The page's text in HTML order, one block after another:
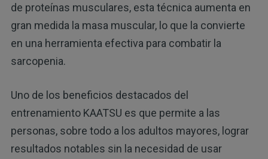
de proteínas musculares, esta técnica aumenta en
gran medida la masa muscular, lo que la convierte
en una herramienta efectiva para combatir la
sarcopenia.
Uno de los beneficios destacados del
entrenamiento KAATSU es que permite a las
personas, sobre todo a los adultos mayores, lograr
resultados notables sin la necesidad de usar